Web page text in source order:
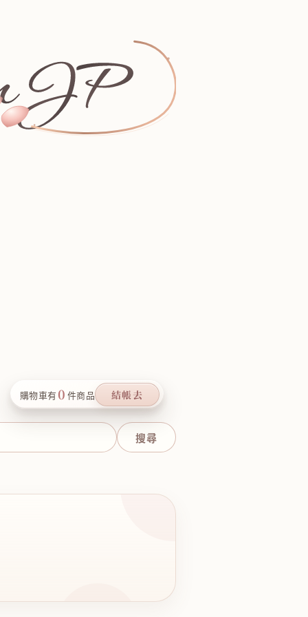
購物車有0 件商品 結帳去